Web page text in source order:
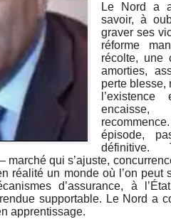
Le Nord a
savoir, à
graver ses
réforme
récolte, une
amorties,
perte blesse,
encaisse,
épisode,
qui s’ajuste,
réalité un monde où l’on peut
d’assurance, à
supportable. Le Nord a
apprentissage.